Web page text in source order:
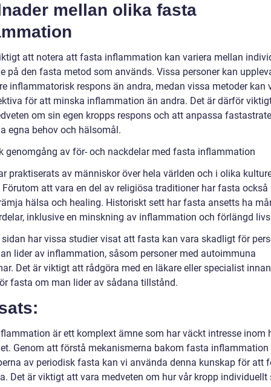
mellan olika fasta
att notera att fasta inflammation kan variera mellan
på den fasta metod som används. Vissa personer kan
inflammatorisk respons än andra, medan vissa metoder kan
för att minska inflammation än andra. Det är därför
om sin egen kropps respons och att anpassa
egna behov och hälsomål.
genomgång av för- och nackdelar med fasta inflammation
praktiserats av människor över hela världen och i olika
Förutom att vara en del av religiösa traditioner har fasta också
hälsa och healing. Historiskt sett har fasta ansetts ha
inklusive en minskning av inflammation och förlängd
sidan har vissa studier visat att fasta kan vara skadligt för
lider av inflammation, såsom personer med autoimmuna
Det är viktigt att rådgöra med en läkare eller specialist
fasta om man lider av sådana tillstånd.
är ett komplext ämne som har väckt intresse inom
Genom att förstå mekanismerna bakom fasta inflammation
av periodisk fasta kan vi använda denna kunskap för att
Det är viktigt att vara medveten om hur vår kropp individuellt